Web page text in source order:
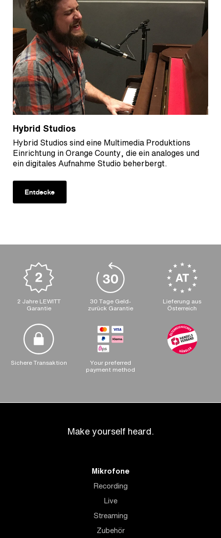
Hybrid Studios
Hybrid Studios sind eine Multimedia Produktions
Einrichtung in Orange County, die ein analoges und
ein digitales Aufnahme Studio beherbergt.
Entdecke
2 Jahre LEWITT
Garantie
30 Tage Geld-
zurück Garantie
Lieferung aus
Österreich
Sichere Transaktion
Your preferred
payment method
Make yourself heard.
Mikrofone
Recording
Live
Streaming
Zubehör